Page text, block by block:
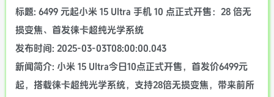
标题: 6499 元起小米 15 Ultra 手机 10 点正式开售：28 倍无
损变焦、首发徕卡超纯光学系统
发布时间: 2025-03-03T08:00:00.043
新闻简介: 小米 15 Ultra今日10点正式开售，首发价6499元
起，搭载徕卡超纯光学系统，支持28倍无损变焦，带来前所